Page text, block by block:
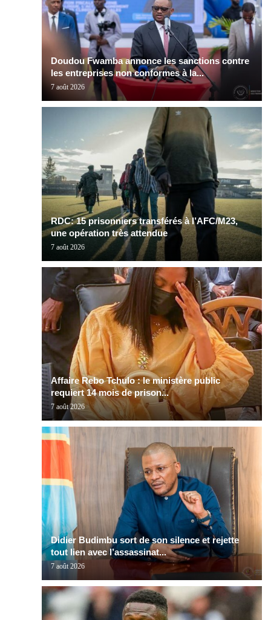
Doudou Fwamba annonce les sanctions contre
les entreprises non conformes à la...
7 août 2026
RDC: 15 prisonniers transférés à l’AFC/M23,
une opération très attendue
7 août 2026
Affaire Rebo Tchulo : le ministère public
requiert 14 mois de prison...
7 août 2026
Didier Budimbu sort de son silence et rejette
tout lien avec l’assassinat...
7 août 2026